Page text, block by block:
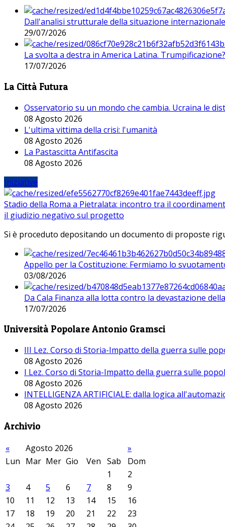
Dall'analisi strutturale della situazione
29/07/2026
La svolta a destra in America Latina. Trumpificazione?
17/07/2026
La Città Futura
Osservatorio su un mondo che cambia. Ucraina le
08 Agosto 2026
L'ultima vittima della crisi: l'umanità
08 Agosto 2026
La Pastascitta Antifascita
08 Agosto 2026
Iniziative
Stadio della Roma a Pietralata: incontro tra il
il giudizio negativo sul progetto
Si è proceduto depositando un documento di proposte
Appello per la Costituzione: Fermiamo lo
03/08/2026
Da Cala Finanza alla lotta contro la devastazione
17/07/2026
Università Popolare Antonio Gramsci
III Lez. Corso di Storia-Impatto della guerra sulle
08 Agosto 2026
I Lez. Corso di Storia-Impatto della guerra sulle
08 Agosto 2026
INTELLIGENZA ARTIFICIALE: dalla logica
08 Agosto 2026
Archivio
« Agosto 2026
»
Lun Mar Mer Gio Ven Sab
Dom
1
2
3
4 5 6 7 8
9
10
11 12 13 14 15
16
17
18 19 20 21 22
23